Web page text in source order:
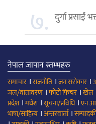
७. दुर्गा प्रसाईं
नेपाल जापान स्तम्भहरु
समाचार ।राजनीति ।जन सरोकार ।
जल/वातावरण ।फोटो फिचर ।खेल
प्रदेश।मधेश।सूचना/प्रविधि।एन
भाषा/साहित्य ।अन्तरवार्ता।